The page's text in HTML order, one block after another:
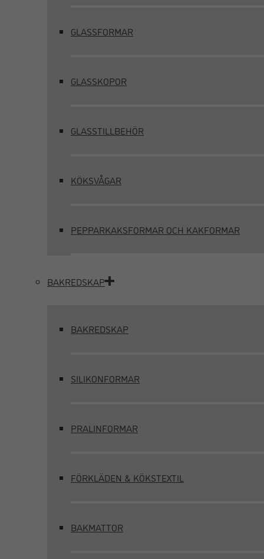
GLASSFORMAR
GLASSKOPOR
GLASSTILLBEHÖR
KÖKSVÅGAR
PEPPARKAKSFORMAR OCH KAKFORMAR
BAKREDSKAP
BAKREDSKAP
SILIKONFORMAR
PRALINFORMAR
FÖRKLÄDEN & KÖKSTEXTIL
BAKMATTOR